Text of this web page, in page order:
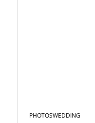
PHOTOSWEDDING